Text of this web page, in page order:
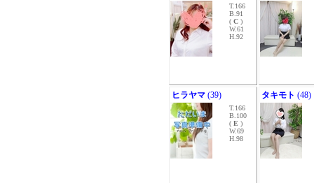
T.166
B.91
( C )
W.61
H.92
ヒラヤマ (39)
T.166
B.100
( E )
W.69
H.98
タキモト (48)